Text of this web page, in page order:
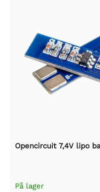
Opencircuit 7,4V lipo
På lager